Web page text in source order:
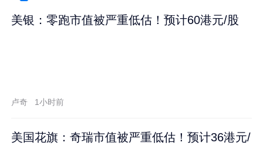
美银：零跑市值被严重低估！预计60港元/股
卢奇 1小时前
美国花旗：奇瑞市值被严重低估！预计36港元/